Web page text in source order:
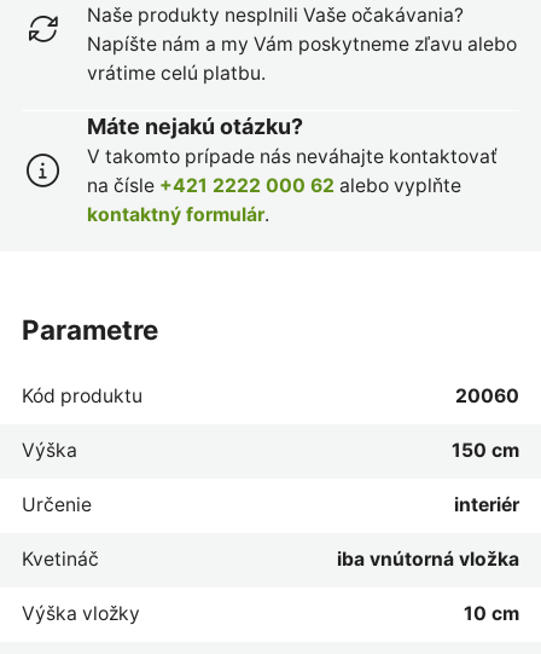
Naše produkty nesplnili Vaše očakávania?
Napíšte nám a my Vám poskytneme zľavu alebo
vrátime celú platbu.
Máte nejakú otázku?
V takomto prípade nás neváhajte kontaktovať
na čísle +421 2222 000 62 alebo vyplňte
kontaktný formulár.
parametre
Kód produktu 20060
Výška 150 cm
Určenie interiér
Kvetináč iba vnútorná vložka
Výška vložky 10 cm